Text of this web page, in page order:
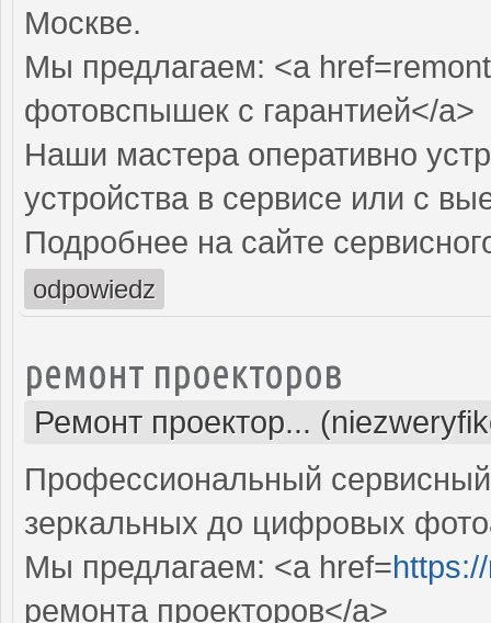
Москве.
Мы предлагаем: <a
фотовспышек с гарантией</a>
Наши мастера оперативно
устройства в сервисе или с
Подробнее на сайте
odpowiedz
ремонт проекторов
Ремонт проектор...
Профессиональный
зеркальных до цифровых
Мы предлагаем: <a href=
ремонта проекторов</a>